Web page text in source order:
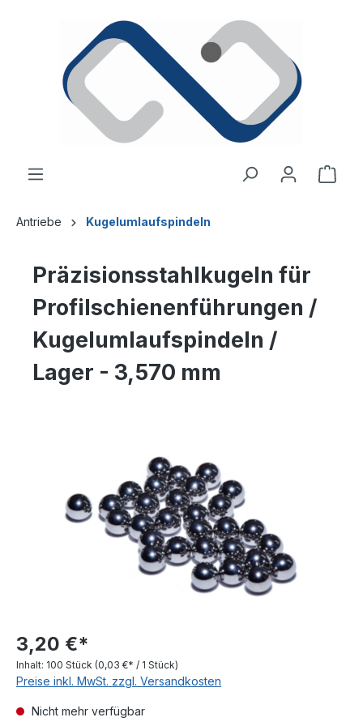
Antriebe Kugelumlaufspindeln
Präzisionsstahlkugeln für
Profilschienenführungen /
Kugelumlaufspindeln /
Lager - 3,570 mm
3,20 €*
Inhalt: 100 Stück (0,03 €* / 1 Stück)
Preise inkl. MwSt. zzgl. Versandkosten
Nicht mehr verfügbar